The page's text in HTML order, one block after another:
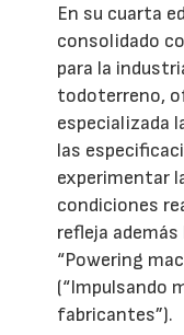
En su cuarta
consolidado
para la
todoterreno,
especializada
las
experimentar
condiciones
refleja
“Powering
(“Impulsando
fabricantes”).